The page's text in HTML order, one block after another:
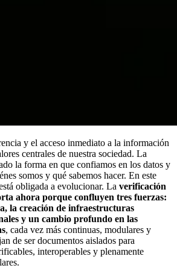
y el acceso inmediato a la información
centrales de nuestra sociedad. La
la forma en que confiamos en los datos y
somos y qué sabemos hacer. En este
obligada a evolucionar. La verificación
ahora porque confluyen tres fuerzas:
la creación de infraestructuras
y un cambio profundo en las
, cada vez más continuas, modulares y
de ser documentos aislados para
interoperables y plenamente